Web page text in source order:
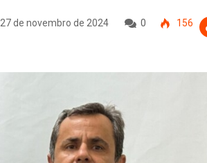
27 de novembro de 2024 0
156